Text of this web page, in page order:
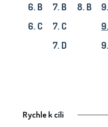
6. B
6. C
7. B
7. C
7. D
8. B
Rychle k cíli